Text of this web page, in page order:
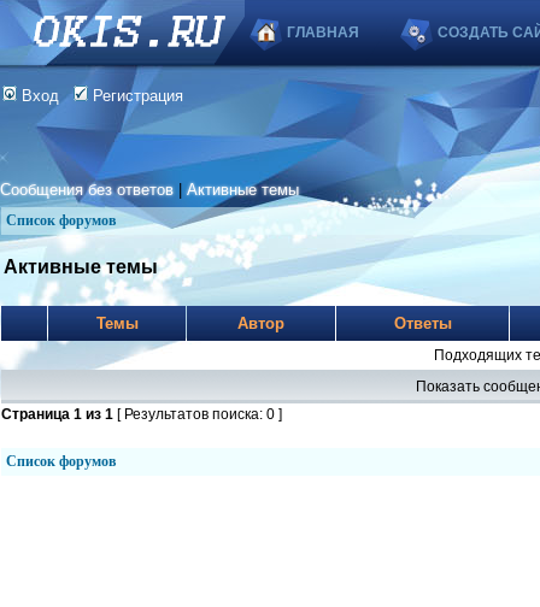
ГЛАВНАЯ СОЗДАТЬ
Вход Регистрация
Сообщения без ответов |Активные темы
Список форумов
Активные темы
Темы Автор Ответы
Подходящих
Показать
Страница 1 из 1 [ Результатов поиска: 0 ]
Список форумов